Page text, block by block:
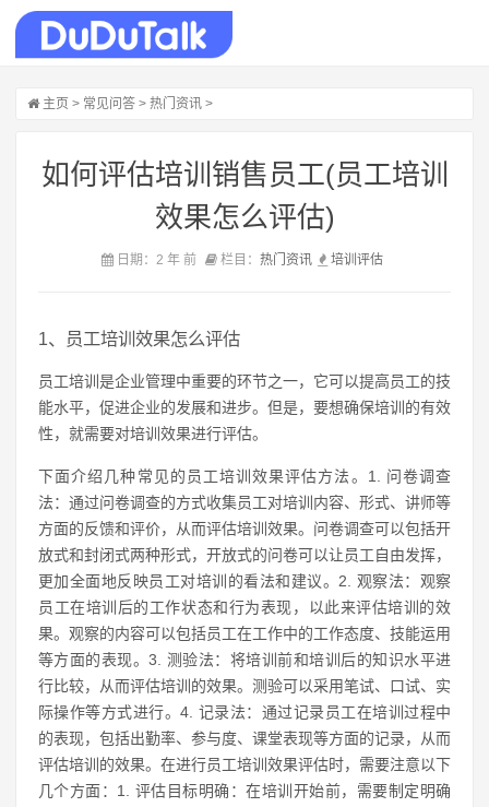
主页 > 常见问答 > 热门资讯 >
如何评估培训销售员工(员工培训
效果怎么评估)
日期：2 年 前 栏目： 热门资讯 培训 评估
1、员工培训效果怎么评估
员工培训是企业管理中重要的环节之一，它可以提高员工的技
能水平，促进企业的发展和进步。但是，要想确保培训的有效
性，就需要对培训效果进行评估。
下面介绍几种常见的员工培训效果评估方法。1. 问卷调查
法：通过问卷调查的方式收集员工对培训内容、形式、讲师等
方面的反馈和评价，从而评估培训效果。问卷调查可以包括开
放式和封闭式两种形式，开放式的问卷可以让员工自由发挥，
更加全面地反映员工对培训的看法和建议。2. 观察法：观察
员工在培训后的工作状态和行为表现，以此来评估培训的效
果。观察的内容可以包括员工在工作中的工作态度、技能运用
等方面的表现。3. 测验法：将培训前和培训后的知识水平进
行比较，从而评估培训的效果。测验可以采用笔试、口试、实
际操作等方式进行。4. 记录法：通过记录员工在培训过程中
的表现，包括出勤率、参与度、课堂表现等方面的记录，从而
评估培训的效果。在进行员工培训效果评估时，需要注意以下
几个方面：1. 评估目标明确：在培训开始前，需要制定明确